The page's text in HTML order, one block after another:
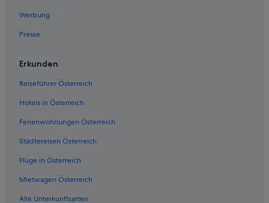
Werbung
Presse
Erkunden
Reiseführer Österreich
Hotels in Österreich
Ferienwohnungen Österreich
Städtereisen Österreich
Flüge in Österreich
Mietwagen Österreich
Alle Unterkunftsarten